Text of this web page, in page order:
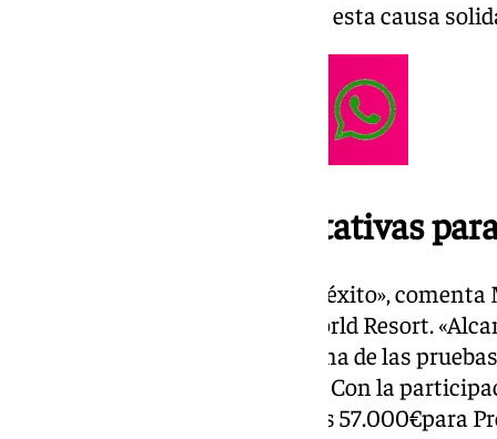
han vuelto a renovar su apoyo a esta causa
Cifras récord y expectativas
“La edición de 2023 fue todo un éxito»,
directora general de Holiday World Resort.
consolidaron la carrera como una de las
importantes de la Costa del Sol. Con la
y una recaudación superior a los 57.000€para